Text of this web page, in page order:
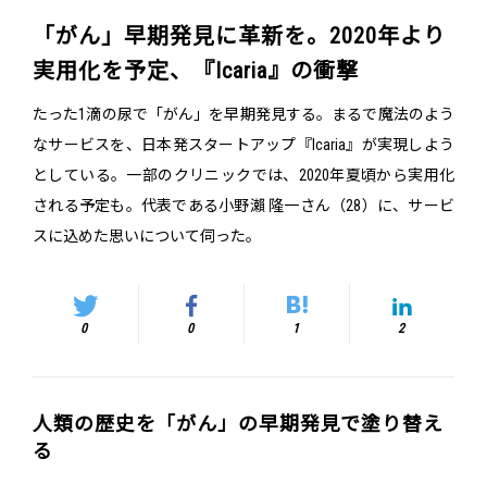
「がん」早期発見に革新を。2020年より
実用化を予定、『Icaria』の衝撃
たった1滴の尿で「がん」を早期発見する。まるで魔法のよう
なサービスを、日本発スタートアップ『Icaria』が実現しよう
としている。一部のクリニックでは、2020年夏頃から実用化
される予定も。代表である小野瀨 隆一さん（28）に、サービ
スに込めた思いについて伺った。
0 0 1 2
人類の歴史を「がん」の早期発見で塗り替え
る